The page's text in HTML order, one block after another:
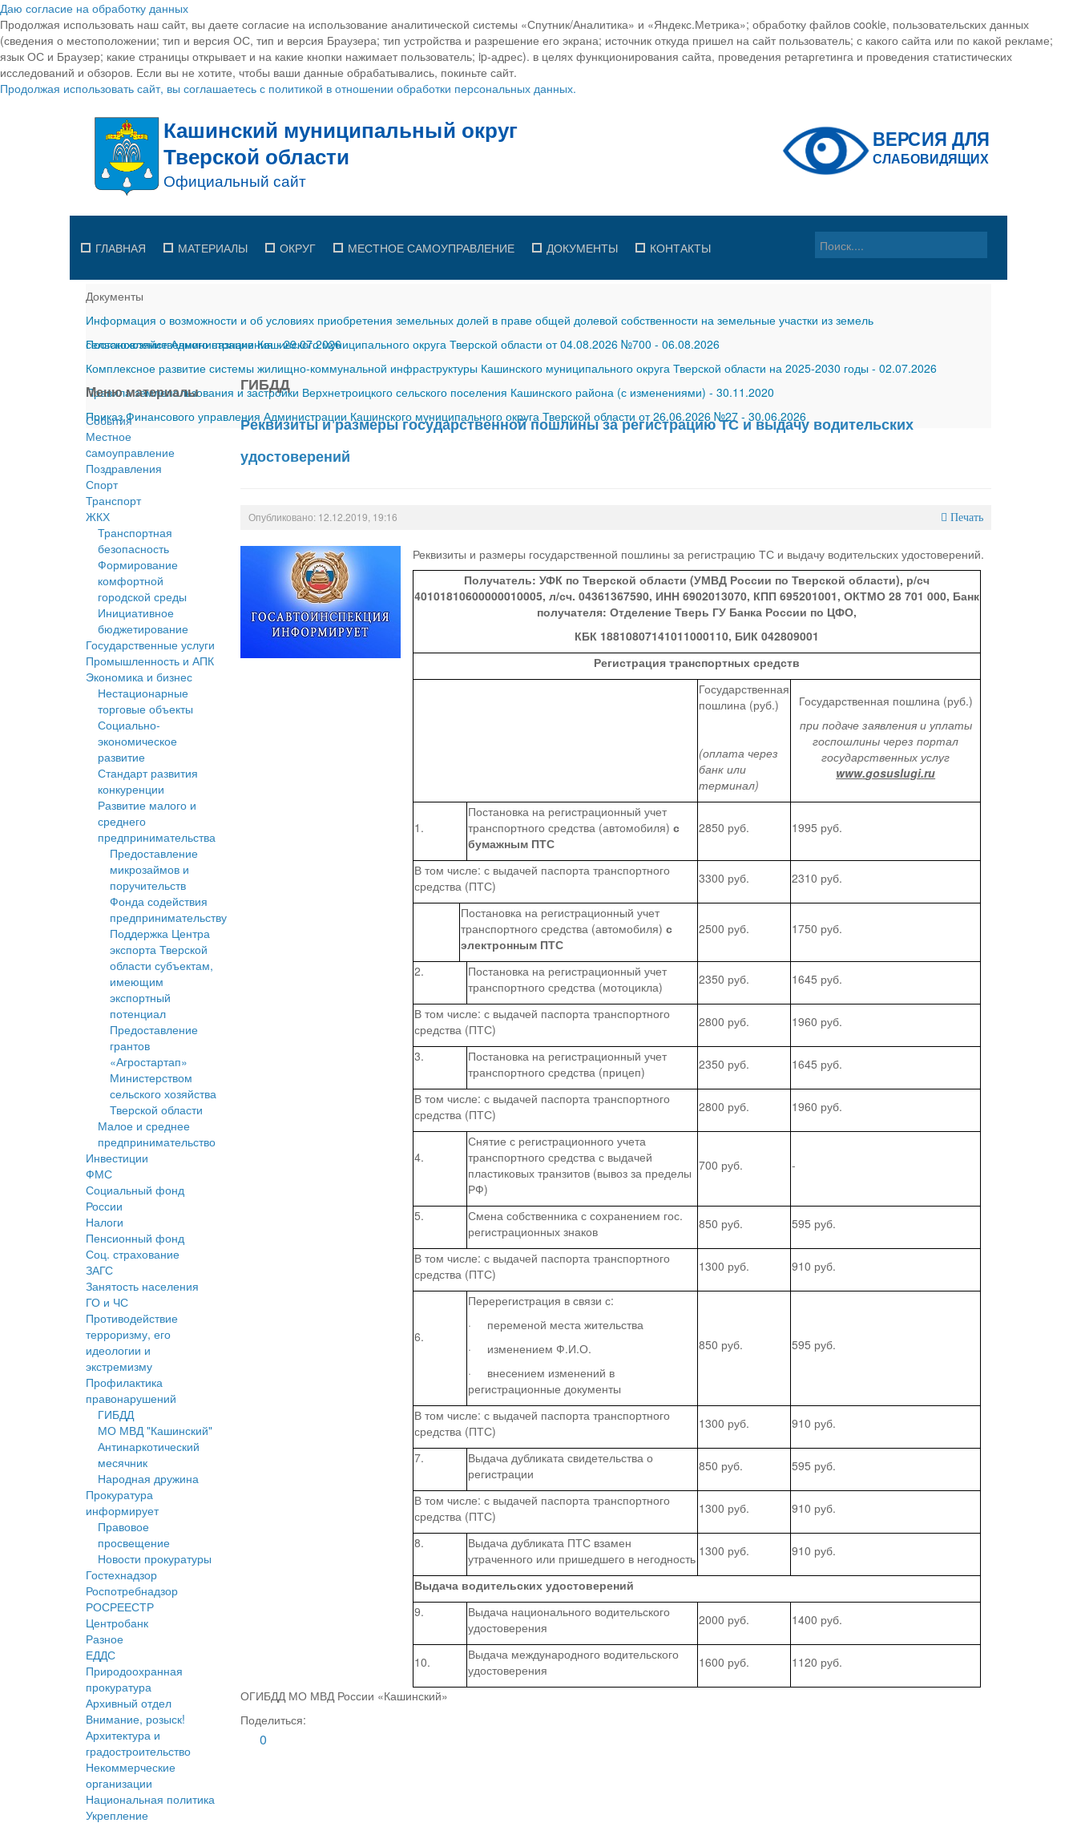
Даю согласие на обработку данных
Продолжая использовать наш сайт, вы даете согласие на использование аналитической системы «Спутник/Аналитика» и «Яндекс.Метрика»; обработку файлов cookie, пользовательских данных
(сведения о местоположении; тип и версия ОС, тип и версия Браузера; тип устройства и разрешение его экрана; источник откуда пришел на сайт пользователь; с какого сайта или по какой рекламе;
язык ОС и Браузер; какие страницы открывает и на какие кнопки нажимает пользователь; ip-адрес). в целях функционирования сайта, проведения ретаргетинга и проведения статистических
исследований и обзоров. Если вы не хотите, чтобы ваши данные обрабатывались, покиньте сайт.
Продолжая использовать сайт, вы соглашаетесь с политикой в отношении обработки персональных данных.
ГЛАВНАЯ МАТЕРИАЛЫ ОКРУГ МЕСТНОЕ САМОУПРАВЛЕНИЕ ДОКУМЕНТЫ КОНТАКТЫ
Документы
Информация о возможности и об условиях приобретения земельных долей в праве общей долевой собственности на земельные участки из земель
сельскохозяйственного назначения-29.07.2026
Постановление Администрации Кашинского муниципального округа Тверской области от 04.08.2026 №700 - 06.08.2026
Комплексное развитие системы жилищно-коммунальной инфраструктуры Кашинского муниципального округа Тверской области на 2025-2030 годы - 02.07.2026
Правила землепользования и застройки Верхнетроицкого сельского поселения Кашинского района (с изменениями) - 30.11.2020
Приказ Финансового управления Администрации Кашинского муниципального округа Тверской области от 26.06.2026 №27 - 30.06.2026
Меню материалы
События
Местное
cамоуправление
Поздравления
Спорт
Транспорт
ЖКХ
Транспортная
безопасность
Формирование
комфортной
городской среды
Инициативное
бюджетирование
Государственные услуги
Промышленность и АПК
Экономика и бизнес
Нестационарные
торговые объекты
Социально-
экономическое
развитие
Стандарт развития
конкуренции
Развитие малого и
среднего
предпринимательства
Предоставление
микрозаймов и
поручительств
Фонда содействия
предпринимательству
Поддержка Центра
экспорта Тверской
области субъектам,
имеющим
экспортный
потенциал
Предоставление
грантов
«Агростартап»
Министерством
сельского хозяйства
Тверской области
Малое и среднее
предпринимательство
Инвестиции
ФМС
Социальный фонд
России
Налоги
Пенсионный фонд
Соц. страхование
ЗАГС
Занятость населения
ГО и ЧС
Противодействие
терроризму, его
идеологии и
экстремизму
Профилактика
правонарушений
ГИБДД
МО МВД "Кашинский"
Антинаркотический
месячник
Народная дружина
Прокуратура
информирует
Правовое
просвещение
Новости прокуратуры
Гостехнадзор
Роспотребнадзор
РОСРЕЕСТР
Центробанк
Разное
ЕДДС
Природоохранная
прокуратура
Архивный отдел
Внимание, розыск!
Архитектура и
градостроительство
Некоммерческие
организации
Национальная политика
Укрепление
ГИБДД
Реквизиты и размеры государственной пошлины за регистрацию ТС и выдачу водительских
удостоверений
Опубликовано: 12.12.2019, 19:16 Печать
Реквизиты и размеры государственной пошлины за регистрацию ТС и выдачу водительских удостоверений.
Получатель: УФК по Тверской области (УМВД России по Тверской области), р/сч
40101810600000010005, л/сч. 04361367590, ИНН 6902013070, КПП 695201001, ОКТМО 28 701 000, Банк
получателя: Отделение Тверь ГУ Банка России по ЦФО,
КБК 18810807141011000110, БИК 042809001
Регистрация транспортных средств
Государственная
пошлина (руб.)
(оплата через
банк или
терминал)
Государственная пошлина (руб.)
при подаче заявления и уплаты
госпошлины через портал
государственных услуг
www.gosuslugi.ru
1.
Постановка на регистрационный учет
транспортного средства (автомобиля)с
бумажным ПТС
2850 руб. 1995 руб.
В том числе: с выдачей паспорта транспортного
средства (ПТС)
3300 руб. 2310 руб.
Постановка на регистрационный учет
транспортного средства (автомобиля)с
электронным ПТС
2500 руб. 1750 руб.
2.
Постановка на регистрационный учет
транспортного средства (мотоцикла)
2350 руб. 1645 руб.
В том числе: с выдачей паспорта транспортного
средства (ПТС)
2800 руб. 1960 руб.
3.
Постановка на регистрационный учет
транспортного средства (прицеп)
2350 руб. 1645 руб.
В том числе: с выдачей паспорта транспортного
средства (ПТС)
2800 руб. 1960 руб.
4.
Снятие с регистрационного учета
транспортного средства с выдачей
пластиковых транзитов (вывоз за пределы
РФ)
700 руб. -
5.
Смена собственника с сохранением гос.
регистрационных знаков
850 руб. 595 руб.
В том числе: с выдачей паспорта транспортного
средства (ПТС)
1300 руб. 910 руб.
6.
Перерегистрация в связи с:
· переменой места жительства
· изменением Ф.И.О.
· внесением изменений в
регистрационные документы
850 руб. 595 руб.
В том числе: с выдачей паспорта транспортного
средства (ПТС)
1300 руб. 910 руб.
7.
Выдача дубликата свидетельства о
регистрации
850 руб. 595 руб.
В том числе: с выдачей паспорта транспортного
средства (ПТС)
1300 руб. 910 руб.
8.
Выдача дубликата ПТС взамен
утраченного или пришедшего в негодность 1300 руб. 910 руб.
Выдача водительских удостоверений
9.
Выдача национального водительского
удостоверения
2000 руб. 1400 руб.
10.
Выдача международного водительского
удостоверения
1600 руб. 1120 руб.
ОГИБДД МО МВД России «Кашинский»
Поделиться:
0